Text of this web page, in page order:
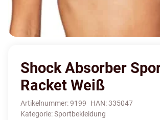
Shock Absorber
Racket Weiß
Artikelnummer:9199 HAN:335047
Kategorie:Sportbekleidung